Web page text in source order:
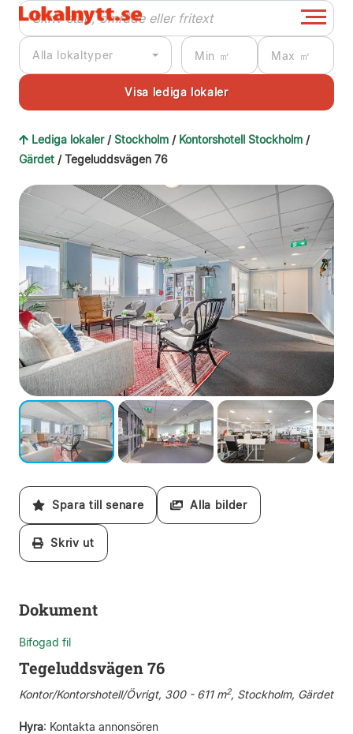
Alla lokaltyper
Lediga lokaler / Stockholm / Kontorshotell Stockholm /
Gärdet / Tegeluddsvägen 76
Spara till senare Alla bilder
Skriv ut
Dokument
Bifogad fil
Tegeluddsvägen 76
Kontor/Kontorshotell/Övrigt, 300 - 611 m2, Stockholm, Gärdet
Hyra: Kontakta annonsören